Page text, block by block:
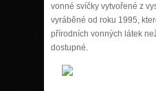
vonné svíčky vytvořené z
vyráběné od roku 1995,
přírodních vonných látek
dostupné.